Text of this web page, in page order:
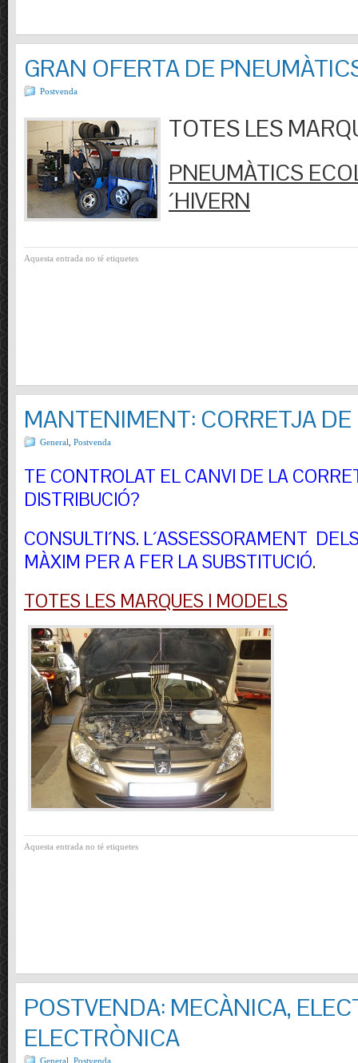
GRAN OFERTA DE
Postvenda
TOTES LES
PNEUMÀTICS
´HIVERN
Aquesta entrada no té etiquetes
MANTENIMENT: CORRETJA
General Postvenda
TE CONTROLAT EL CANVI DE LA
DISTRIBUCIÓ?
CONSULTI´NS. L´ASSESSORAMENT
MÀXIM PER A FER LA SUBSTITUCIÓ.
TOTES LES MARQUES I MODELS
Aquesta entrada no té etiquetes
POSTVENDA: MECÀNICA,
ELECTRÒNICA
General Postvenda